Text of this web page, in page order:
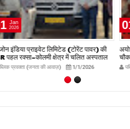
01 Jan
2026
अयोध्या श्रीराम प्राणप्रतिष्ठा द्वितीय वर्षगाँठ पर दुर्गा
चौक, पेंड्रा में भव्य महाआरती सम्पन्न
publicpravakta.com
पब्लिक प्रवक्ता (जनता की आवाज़) 1/1/2026